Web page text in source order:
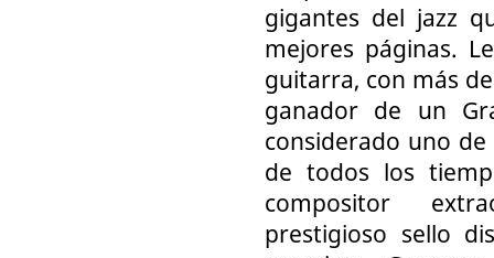
gigantes del jazz
mejores páginas.
guitarra, con más
ganador de un
considerado uno
de todos los
compositor
prestigioso sello